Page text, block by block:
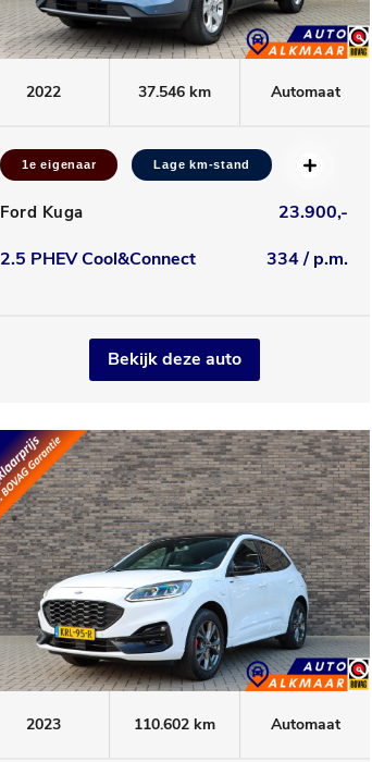
2022 37.546 km Automaat
1e eigenaar Lage km-stand
Ford Kuga
23.900,-
2.5 PHEV Cool&Connect
334 / p.m.
Bekijk deze auto
2023 110.602 km Automaat